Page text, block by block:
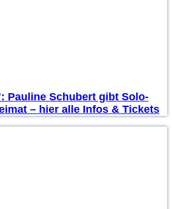
Pauline Schubert gibt Solo-
– hier alle Infos & Tickets